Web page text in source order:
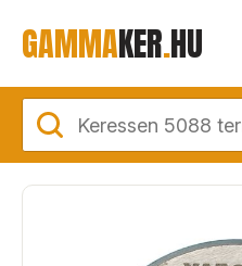
GAMMAKER.HU